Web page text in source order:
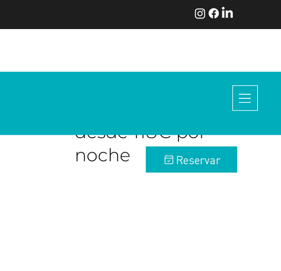
desde 118€ por
noche
Reservar